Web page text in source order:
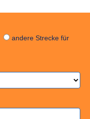
andere Strecke für